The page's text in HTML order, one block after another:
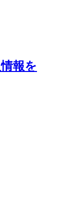
報を